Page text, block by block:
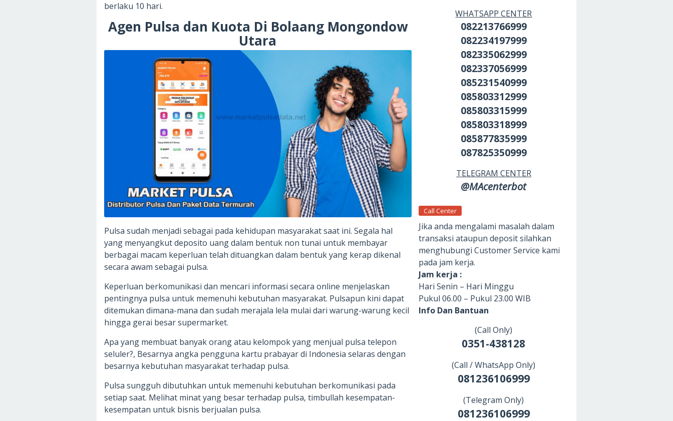
berlaku 10 hari.
Agen Pulsa dan Kuota Di Bolaang Mongondow
Utara
Pulsa sudah menjadi sebagai pada kehidupan masyarakat saat ini. Segala hal
yang menyangkut deposito uang dalam bentuk non tunai untuk membayar
berbagai macam keperluan telah dituangkan dalam bentuk yang kerap dikenal
secara awam sebagai pulsa.
Keperluan berkomunikasi dan mencari informasi secara online menjelaskan
pentingnya pulsa untuk memenuhi kebutuhan masyarakat. Pulsapun kini dapat
ditemukan dimana-mana dan sudah merajala lela mulai dari warung-warung kecil
hingga gerai besar supermarket.
Apa yang membuat banyak orang atau kelompok yang menjual pulsa telepon
seluler?, Besarnya angka pengguna kartu prabayar di Indonesia selaras dengan
besarnya kebutuhan masyarakat terhadap pulsa.
Pulsa sungguh dibutuhkan untuk memenuhi kebutuhan berkomunikasi pada
setiap saat. Melihat minat yang besar terhadap pulsa, timbullah kesempatan-
kesempatan untuk bisnis berjualan pulsa.
WHATSAPP CENTER
082213766999
082234197999
082335062999
082337056999
085231540999
085803312999
085803315999
085803318999
085877835999
087825350999
TELEGRAM CENTER
@MAcenterbot
Call Center
Jika anda mengalami masalah dalam
transaksi ataupun deposit silahkan
menghubungi Customer Service kami
pada jam kerja.
Jam kerja :
Hari Senin – Hari Minggu
Pukul 06.00 – Pukul 23.00 WIB
Info Dan Bantuan
(Call Only)
0351-438128
(Call / WhatsApp Only)
081236106999
(Telegram Only)
081236106999